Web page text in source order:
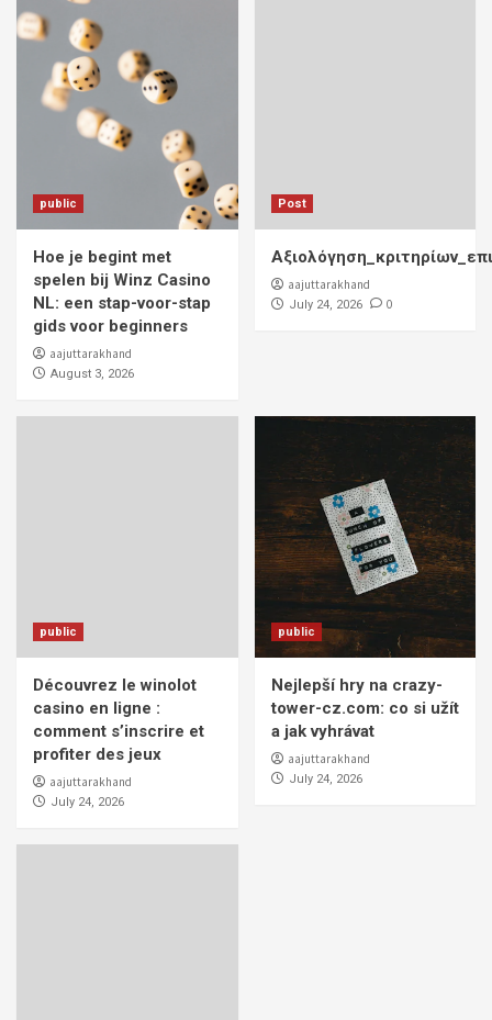
public
Hoe je begint met
spelen bij Winz Casino
NL: een stap-voor-stap
gids voor beginners
aajuttarakhand
August 3, 2026
Post
aajuttarakhand
July 24, 2026 0
public
Découvrez le winolot
casino en ligne :
comment s’inscrire et
profiter des jeux
aajuttarakhand
July 24, 2026
public
Nejlepší hry na crazy-
tower-cz.com: co si užít
a jak vyhrávat
aajuttarakhand
July 24, 2026